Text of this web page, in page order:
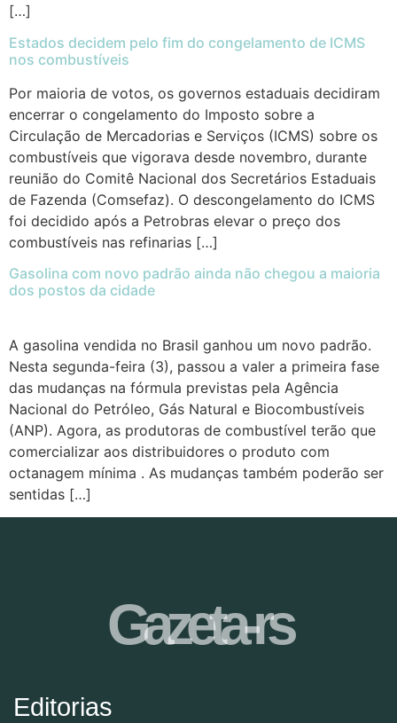
[…]
Estados decidem pelo fim do congelamento de ICMS
nos combustíveis
Por maioria de votos, os governos estaduais decidiram
encerrar o congelamento do Imposto sobre a
Circulação de Mercadorias e Serviços (ICMS) sobre os
combustíveis que vigorava desde novembro, durante
reunião do Comitê Nacional dos Secretários Estaduais
de Fazenda (Comsefaz). O descongelamento do ICMS
foi decidido após a Petrobras elevar o preço dos
combustíveis nas refinarias […]
Gasolina com novo padrão ainda não chegou a maioria
dos postos da cidade
A gasolina vendida no Brasil ganhou um novo padrão.
Nesta segunda-feira (3), passou a valer a primeira fase
das mudanças na fórmula previstas pela Agência
Nacional do Petróleo, Gás Natural e Biocombustíveis
(ANP). Agora, as produtoras de combustível terão que
comercializar aos distribuidores o produto com
octanagem mínima . As mudanças também poderão ser
sentidas […]
Editorias
Gazeta-rs